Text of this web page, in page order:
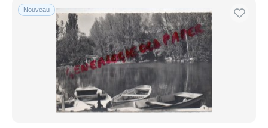
Nouveau